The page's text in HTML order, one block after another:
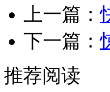
上一篇：
下一篇：
推荐阅读